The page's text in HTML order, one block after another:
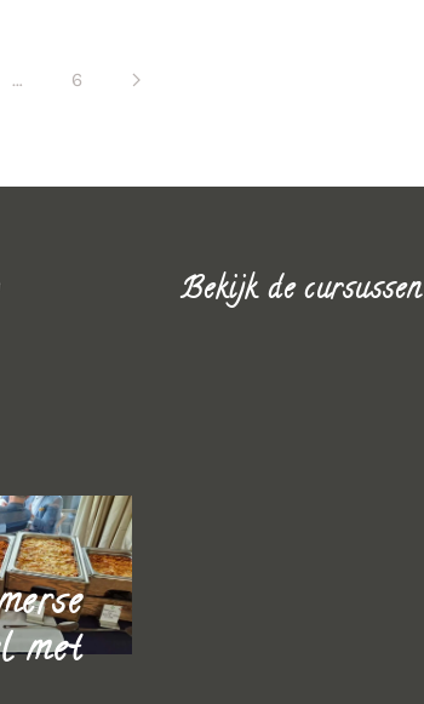
… 6
met
Bekijk de cursussen